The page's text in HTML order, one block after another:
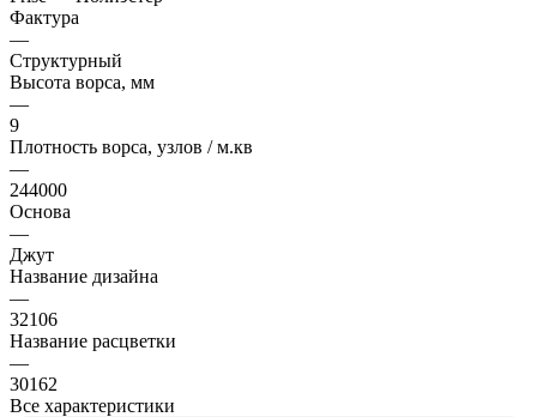
Фактура
—
Структурный
Высота ворса, мм
—
9
Плотность ворса, узлов / м.кв
—
244000
Основа
—
Джут
Название дизайна
—
32106
Название расцветки
—
30162
Все характеристики